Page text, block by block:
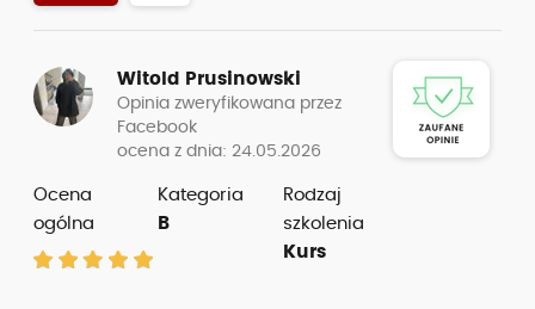
Witold Prusinowski
Opinia zweryfikowana przez
Facebook
ocena z dnia: 24.05.2026
Ocena
ogólna
Kategoria
B
Rodzaj
szkolenia
Kurs